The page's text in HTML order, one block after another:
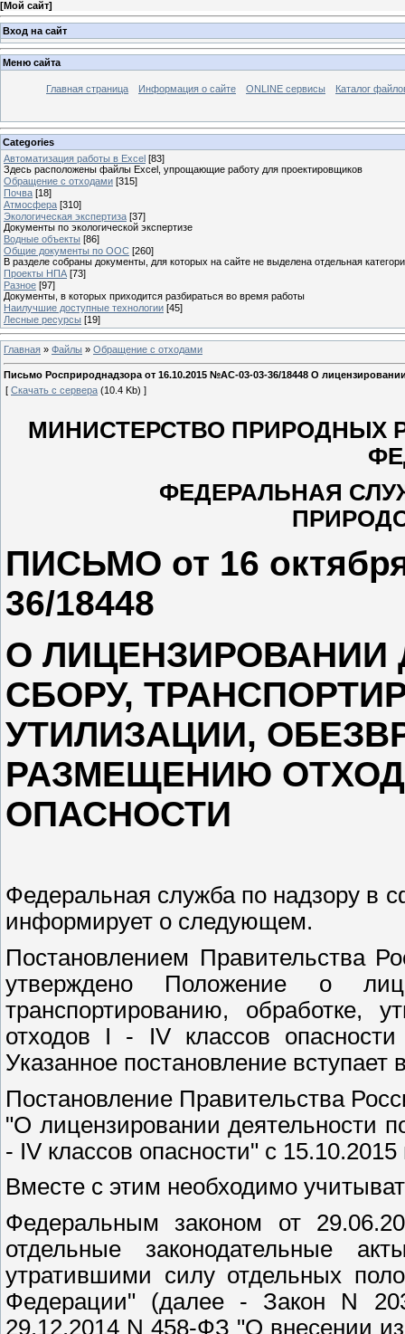
[Мой сайт]
Вход на сайт
Меню сайта
Главная страница Информация о сайте ONLINE сервисы Каталог
Categories
Автоматизация работы в Excel [83]
Здесь расположены файлы Excel, упрощающие работу для проектировщиков
Обращение с отходами [315]
Почва [18]
Атмосфера [310]
Экологическая экспертиза [37]
Документы по экологической экспертизе
Водные объекты [86]
Общие документы по ООС [260]
В разделе собраны документы, для которых на сайте не выделена отдельная
Проекты НПА [73]
Разное [97]
Документы, в которых приходится разбираться во время работы
Наилучшие доступные технологии [45]
Лесные ресурсы [19]
Главная » Файлы » Обращение с отходами
Письмо Росприроднадзора от 16.10.2015 №АС-03-03-36/18448 О
[ Скачать с сервера (10.4 Kb) ]
МИНИСТЕРСТВО ПРИРОДНЫХ
ФЕДЕРАЛЬНАЯ
ПИСЬМО от 16
36/18448
О ЛИЦЕНЗИРОВАНИИ
СБОРУ,
УТИЛИЗАЦИИ,
РАЗМЕЩЕНИЮ
ОПАСНОСТИ
Федеральная служба по надзору в
информирует о следующем.
Постановлением Правительства
утверждено Положение о
транспортированию, обработке,
отходов I - IV классов
Указанное постановление вступает
Постановление Правительства
"О лицензировании деятельности
- IV классов опасности" с
Вместе с этим необходимо
Федеральным законом от
отдельные законодательные
утратившими силу отдельных
Федерации" (далее - Закон N
29.12.2014 N 458-ФЗ "О внесении